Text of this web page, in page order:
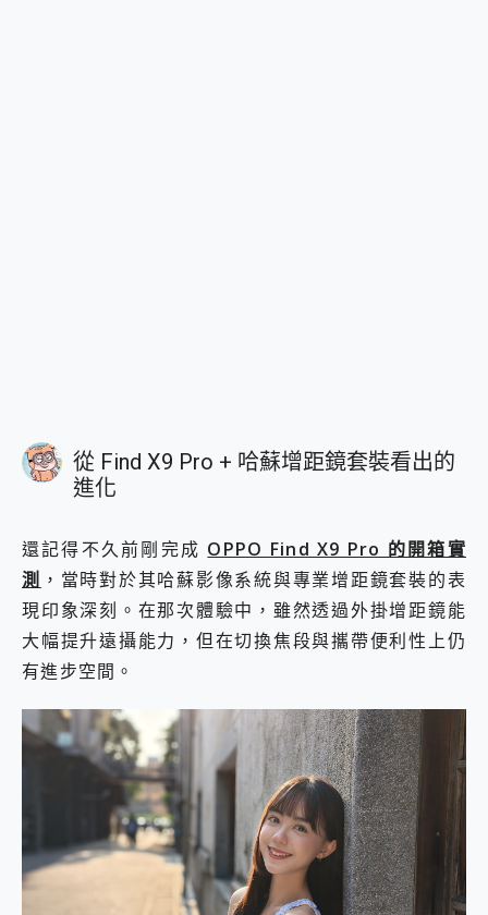
從 Find X9 Pro + 哈蘇增距鏡套裝看出的
進化
還記得不久前剛完成 OPPO Find X9 Pro 的開箱實
測 ，當時對於其哈蘇影像系統與專業增距鏡套裝的表
現印象深刻。在那次體驗中，雖然透過外掛增距鏡能
大幅提升遠攝能力，但在切換焦段與攜帶便利性上仍
有進步空間。